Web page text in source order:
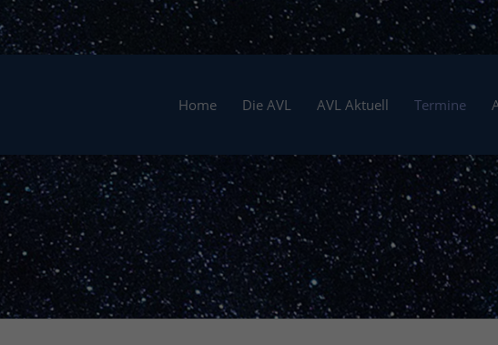
Home Die AVL AVL Aktuell Termine